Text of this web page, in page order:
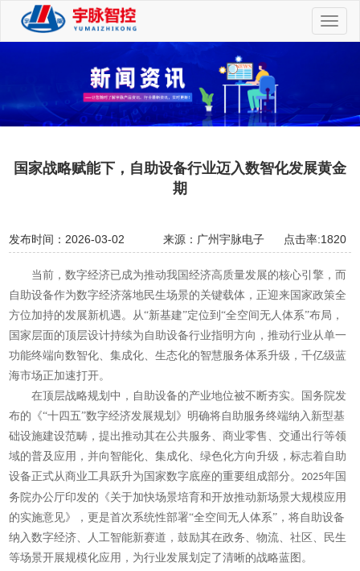
切
换
国家战略赋能下，自助设备行业迈入数智化发展黄金
期
发布时间：2026-03-02 来源：广州宇脉电子 点击率:1820
当前，数字经济已成为推动我国经济高质量发展的核心引擎，而
自助设备作为数字经济落地民生场景的关键载体，正迎来国家政策全
方位加持的发展新机遇。从“新基建”定位到“全空间无人体系”布局，
国家层面的顶层设计持续为自助设备行业指明方向，推动行业从单一
功能终端向数智化、集成化、生态化的智慧服务体系升级，千亿级蓝
海市场正加速打开。
在顶层战略规划中，自助设备的产业地位被不断夯实。国务院发
布的《“十四五”数字经济发展规划》明确将自助服务终端纳入新型基
础设施建设范畴，提出推动其在公共服务、商业零售、交通出行等领
域的普及应用，并向智能化、集成化、绿色化方向升级，标志着自助
设备正式从商业工具跃升为国家数字底座的重要组成部分。2025年国
务院办公厅印发的《关于加快场景培育和开放推动新场景大规模应用
的实施意见》，更是首次系统性部署“全空间无人体系”，将自助设备
纳入数字经济、人工智能新赛道，鼓励其在政务、物流、社区、民生
等场景开展规模化应用，为行业发展划定了清晰的战略蓝图。